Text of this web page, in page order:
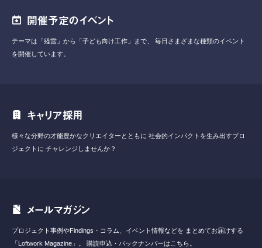
開催予定のイベント
テーマは「経営」から「子ども向け工作」まで、
毎日さまざまな種類のイベント
を開催しています。
キャリア採用
様々な分野の才能豊かなクリエイターとともに 社会的インパクトを生み出すプロ
ジェクトに チャレンジしませんか？
メールマガジン
プロジェクト事例やFindings・コラム、イベント情報などを まとめてお届けする
「Loftwork Magazine」。
購読申込・バックナンバーはこちら。